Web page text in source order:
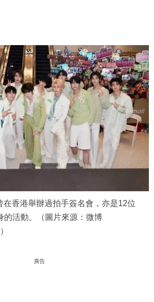
在香港舉辦過拍手簽名會，亦是12位
的活動。（圖片來源：微博
廣告